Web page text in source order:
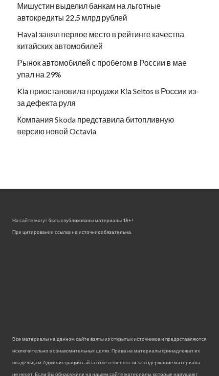
Мишустин выделил банкам на льготные
автокредиты 22,5 млрд рублей
Haval занял первое место в рейтинге качества
китайских автомобилей
Рынок автомобилей с пробегом в России в мае
упал на 29%
Kia приостановила продажи Kia Seltos в России из-
за дефекта руля
Компания Skoda представила битопливную
версию новой Octavia
На сайте могут быть опубликованы материалы 18+!
При цитировании ссылка на источник обязательна.
Все материалы на данном сайте взяты из открытых источников и предоставляются
исключительно в ознакомительных целях. Права на материалы принадлежат их
владельцам. Администрация сайта ответственности за содержание материала
не несет. Если Вы обнаружили на нашем сайте материалы, которые нарушают